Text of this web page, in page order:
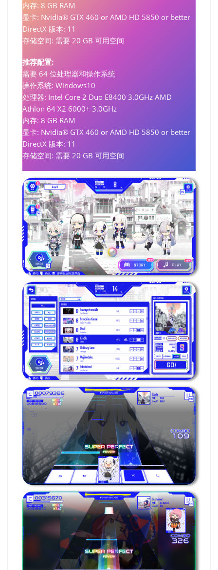
内存: 8 GB RAM
显卡: Nvidia® GTX 460 or AMD HD 5850 or better
DirectX 版本: 11
存储空间: 需要 20 GB 可用空间
推荐配置:
需要 64 位处理器和操作系统
操作系统: Windows10
处理器: Intel Core 2 Duo E8400 3.0GHz AMD
Athlon 64 X2 6000+ 3.0GHz
内存: 8 GB RAM
显卡: Nvidia® GTX 460 or AMD HD 5850 or better
DirectX 版本: 11
存储空间: 需要 20 GB 可用空间